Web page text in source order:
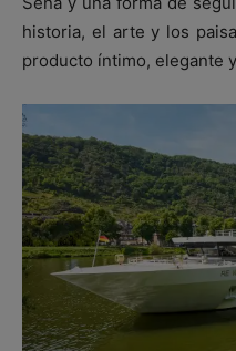
historia, el arte y los
producto íntimo, elegante